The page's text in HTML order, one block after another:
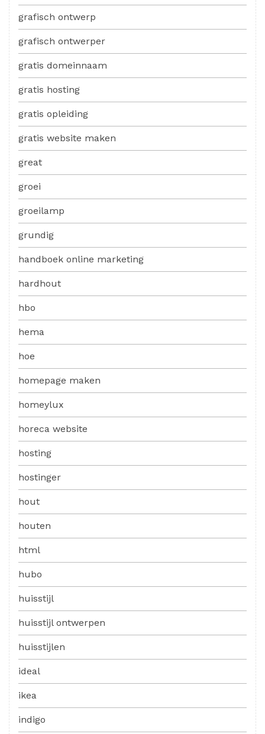
grafisch ontwerp
grafisch ontwerper
gratis domeinnaam
gratis hosting
gratis opleiding
gratis website maken
great
groei
groeilamp
grundig
handboek online marketing
hardhout
hbo
hema
hoe
homepage maken
homeylux
horeca website
hosting
hostinger
hout
houten
html
hubo
huisstijl
huisstijl ontwerpen
huisstijlen
ideal
ikea
indigo